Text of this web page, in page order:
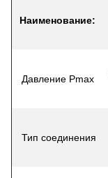
Наименование:
Давление Pmax
Тип соединения